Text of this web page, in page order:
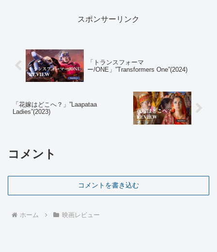
スポンサーリンク
「トランスフォーマ
ー/ONE」”Transformers One”(2024)
「花嫁はどこへ？」”Laapataa
Ladies”(2023)
コメント
コメントを書き込む
ホーム 映画レビュー